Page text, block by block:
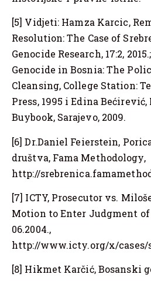
[5] Vidjeti: Hamza Karcic,
Resolution: The Case of
Genocide Research, 17:2,
Genocide in Bosnia: The
Cleansing, College Station:
Press, 1995 i Edina
Buybook, Sarajevo, 2009.
[6] Dr.Daniel Feierstein,
društva, Fama Methodology,
http://
[7] ICTY, Prosecutor vs.
Motion to Enter Judgment of
06.2004.,
http://www.icty.org/x/cases/
[8] Hikmet Karčić, Bosanski